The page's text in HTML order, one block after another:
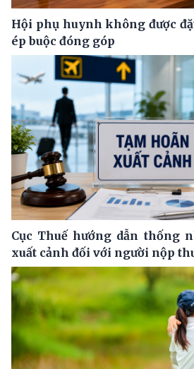
Hội phụ huynh không được
ép buộc đóng góp
Cục Thuế hướng dẫn thống
xuất cảnh đối với người nộp